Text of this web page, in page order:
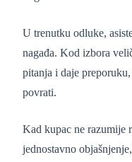
U trenutku odluke,
nagađa. Kod izbora
pitanja i daje
povrati.
Kad kupac ne razumije
jednostavno